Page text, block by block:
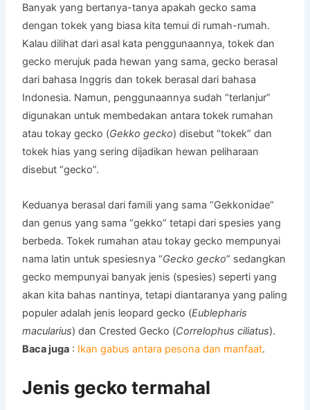
Banyak yang bertanya-tanya apakah gecko sama
dengan tokek yang biasa kita temui di rumah-rumah.
Kalau dilihat dari asal kata penggunaannya, tokek dan
gecko merujuk pada hewan yang sama, gecko berasal
dari bahasa Inggris dan tokek berasal dari bahasa
Indonesia. Namun, penggunaannya sudah “terlanjur”
digunakan untuk membedakan antara tokek rumahan
atau tokay gecko (Gekko gecko) disebut “tokek” dan
tokek hias yang sering dijadikan hewan peliharaan
disebut “gecko”.
Keduanya berasal dari famili yang sama “Gekkonidae”
dan genus yang sama “gekko” tetapi dari spesies yang
berbeda. Tokek rumahan atau tokay gecko mempunyai
nama latin untuk spesiesnya “Gecko gecko” sedangkan
gecko mempunyai banyak jenis (spesies) seperti yang
akan kita bahas nantinya, tetapi diantaranya yang paling
populer adalah jenis leopard gecko (Eublepharis
macularius) dan Crested Gecko (Correlophus ciliatus).
Baca juga : Ikan gabus antara pesona dan manfaat.
Jenis gecko termahal